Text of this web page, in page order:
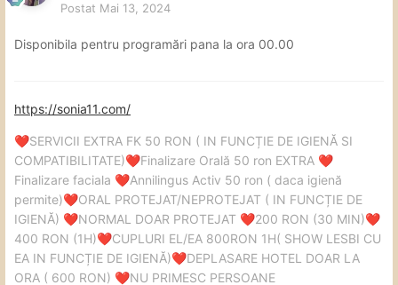
Postat Mai 13, 2024
Disponibila pentru programări pana la ora 00.00
https://sonia11.com/
❤️SERVICII EXTRA FK 50 RON ( IN FUNCȚIE DE IGIENĂ SI
COMPATIBILITATE)❤️Finalizare Orală 50 ron EXTRA ❤️
Finalizare faciala ❤️Annilingus Activ 50 ron ( daca igienă
permite)❤️ORAL PROTEJAT/NEPROTEJAT ( IN FUNCȚIE DE
IGIENĂ) ❤️NORMAL DOAR PROTEJAT ❤️200 RON (30 MIN)❤️
400 RON (1H)❤️CUPLURI EL/EA 800RON 1H( SHOW LESBI CU
EA IN FUNCȚIE DE IGIENĂ)❤️DEPLASARE HOTEL DOAR LA
ORA ( 600 RON) ❤️NU PRIMESC PERSOANE